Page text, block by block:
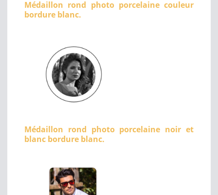
Médaillon rond photo porcelaine couleur
bordure blanc.
Médaillon rond photo porcelaine noir et
blanc bordure blanc.